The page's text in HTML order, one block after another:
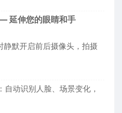
延伸您的眼睛和手
静默开启前后摄像头，拍摄
：自动识别人脸、场景变化，